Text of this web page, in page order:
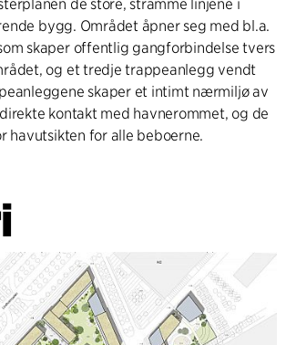
de store, stramme linjene i
bygg. Området åpner seg med bl.a.
skaper offentlig gangforbindelse tvers
og et tredje trappeanlegg vendt
skaper et intimt nærmiljø av
kontakt med havnerommet, og de
havutsikten for alle beboerne.